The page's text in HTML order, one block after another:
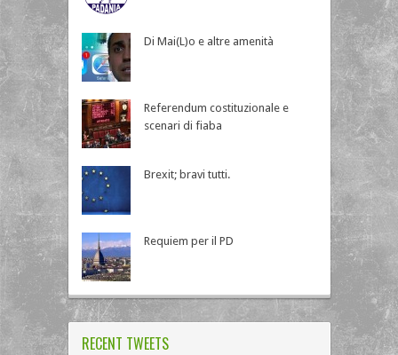
Di Mai(L)o e altre amenità
Referendum costituzionale e
scenari di fiaba
Brexit; bravi tutti.
Requiem per il PD
RECENT TWEETS